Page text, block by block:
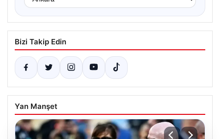
Bizi Takip Edin
Yan Manşet